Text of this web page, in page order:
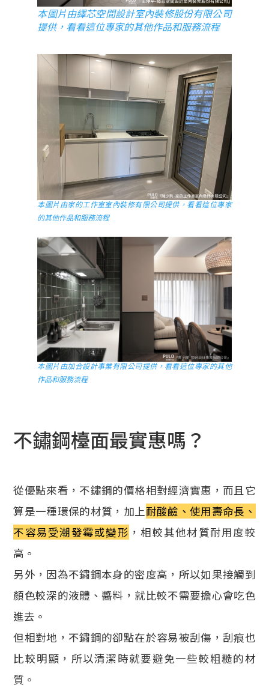
本圖片由繹芯空間設計室內裝修股份有限公司
提供，看看這位專家的其他作品和服務流程
本圖片由家的工作室室內裝修有限公司提供，看看這位專家
的其他作品和服務流程
本圖片由加合設計事業有限公司提供，看看這位專家的其他
作品和服務流程
不鏽鋼檯面最實惠嗎？
從優點來看，不鏽鋼的價格相對經濟實惠，而且它
算是一種環保的材質，加上耐酸鹼、使用壽命長、
不容易受潮發霉或變形 ，相較其他材質耐用度較
高。
另外，因為不鏽鋼本身的密度高，所以如果接觸到
顏色較深的液體、醬料，就比較不需要擔心會吃色
進去。
但相對地，不鏽鋼的卻點在於容易被刮傷，刮痕也
比較明顯，所以清潔時就要避免一些較粗糙的材
質。